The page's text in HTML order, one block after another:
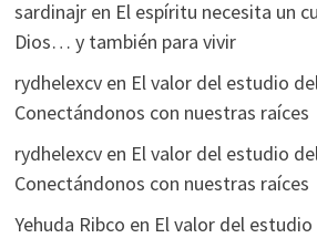
sardinajren El espíritu necesita un
Dios… y también para vivir
rydhelexcven El valor del estudio
Conectándonos con nuestras raíces
rydhelexcven El valor del estudio
Conectándonos con nuestras raíces
Yehuda Ribco en El valor del estudio